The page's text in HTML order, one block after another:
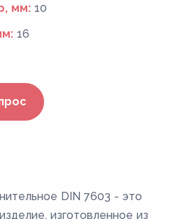
мм: 10
16
DIN 7603 - это
изготовленное из